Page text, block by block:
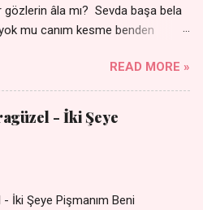
gözlerin âla mı? Sevda başa bela
yok mu canım kesme benden
Ben sana yoldaş olurum
- Sen gülümse bi yol bulurum
dağ olurum Ben sana sevda olurum
Can canım cananım Yar gözlerin
bana varman mı? - Sen üzülme bi
kurban olurum.. - Sen gülümse
READ MORE »
- İki Şeye
İki Şeye Pişmanım Beni